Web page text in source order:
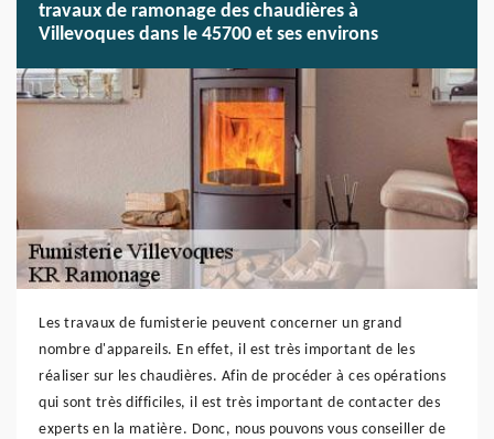
travaux de ramonage des chaudières à
Villevoques dans le 45700 et ses environs
Les travaux de fumisterie peuvent concerner un grand
nombre d'appareils. En effet, il est très important de les
réaliser sur les chaudières. Afin de procéder à ces opérations
qui sont très difficiles, il est très important de contacter des
experts en la matière. Donc, nous pouvons vous conseiller de